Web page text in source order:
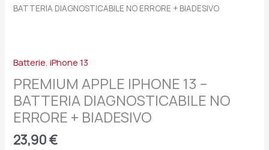
BATTERIA DIAGNOSTICABILE NO ERRORE + BIADESIVO
Batterie,iPhone 13
PREMIUM APPLE IPHONE 13 –
BATTERIA DIAGNOSTICABILE NO
ERRORE + BIADESIVO
23,90€